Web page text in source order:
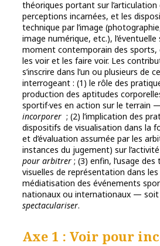
théoriques portant sur
perceptions incarnées, et les
technique par l’image
image numérique, etc.),
moment contemporain des sports,
les voir et les faire voir. Les
s’inscrire dans l’un ou plusieurs de
interrogeant : (1) le rôle des
production des aptitudes
sportif·ves en action sur le terrain
incorporer ; (2) l’implication des
dispositifs de visualisation dans la
et d’évaluation assumée par les
instances du jugement) sur
pour arbitrer ; (3) enfin, l’usage
visuelles de représentation dans
médiatisation des événements
nationaux ou internationaux — soit
spectaculariser.
Axe 1 : Voir pour